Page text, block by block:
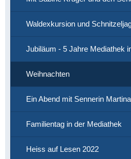
Waldexkursion und
Jubiläum - 5 Jahre Mediathek
Weihnachten
Ein Abend mit Sennerin
Familientag in der Mediathek
Heiss auf Lesen 2022